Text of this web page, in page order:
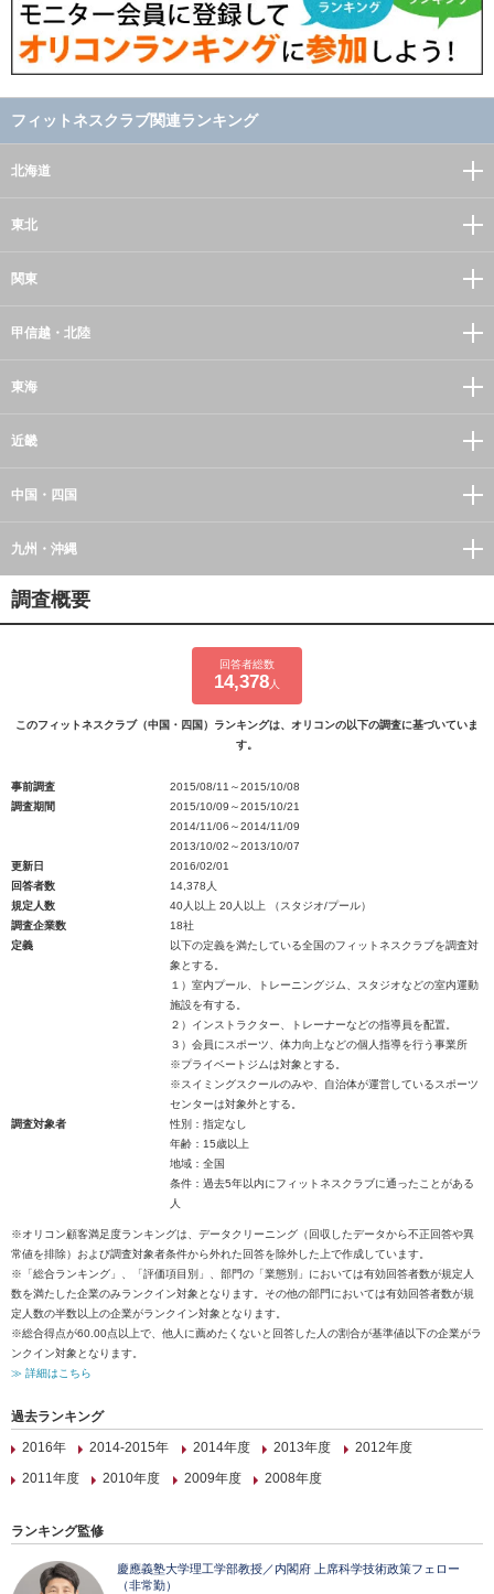
フィットネスクラブ関連ランキング
北海道
東北
関東
甲信越・北陸
東海
近畿
中国・四国
九州・沖縄
調査概要
回答者総数
14,378 人
このフィットネスクラブ（中国・四国）ランキングは、オリコンの以下の調査に基づいていま
す。
事前調査
2015/08/11～2015/10/08
調査期間
2015/10/09～2015/10/21
2014/11/06～2014/11/09
2013/10/02～2013/10/07
更新日
2016/02/01
回答者数
14,378人
規定人数
40人以上 20人以上 （スタジオ/プール）
調査企業数
18社
定義
以下の定義を満たしている全国のフィットネスクラブを調査対
象とする。
１）室内プール、トレーニングジム、スタジオなどの室内運動
施設を有する。
２）インストラクター、トレーナーなどの指導員を配置。
３）会員にスポーツ、体力向上などの個人指導を行う事業所
※プライベートジムは対象とする。
※スイミングスクールのみや、自治体が運営しているスポーツ
センターは対象外とする。
調査対象者
性別：指定なし
年齢：15歳以上
地域：全国
条件：過去5年以内にフィットネスクラブに通ったことがある
人
※オリコン顧客満足度ランキングは、データクリーニング（回収したデータから不正回答や異
常値を排除）および調査対象者条件から外れた回答を除外した上で作成しています。
※「総合ランキング」、「評価項目別」、部門の「業態別」においては有効回答者数が規定人
数を満たした企業のみランクイン対象となります。その他の部門においては有効回答者数が規
定人数の半数以上の企業がランクイン対象となります。
※総合得点が60.00点以上で、他人に薦めたくないと回答した人の割合が基準値以下の企業がラ
ンクイン対象となります。
≫ 詳細はこちら
過去ランキング
2016年
2014-2015年 2014年度 2013年度
2012年度
2011年度
2010年度 2009年度 2008年度
ランキング監修
慶應義塾大学理工学部教授／内閣府 上席科学技術政策フェロー
（非常勤）